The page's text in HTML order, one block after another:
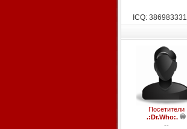
ICQ: 386983331
Посетители
.:Dr.Who:.
--